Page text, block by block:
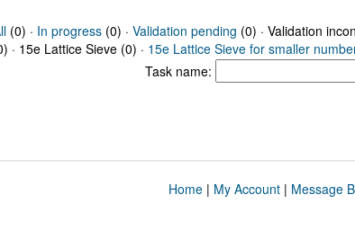
(0) · In progress(0) · Validation pending (0) · Validation
· 15e Lattice Sieve (0) · 15e Lattice Sieve for smaller
Task name:
Home| My Account| Message